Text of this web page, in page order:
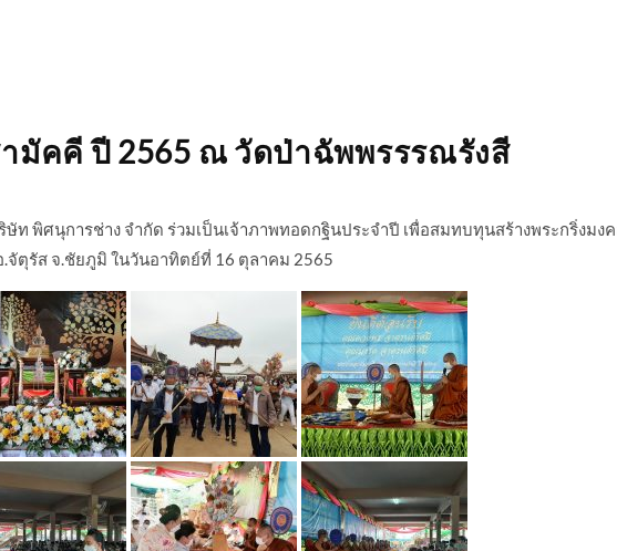
มัคคี ปี 2565 ณ วัดป่าฉัพพรรรณรังสี
ท พิศนุการช่าง จำกัด ร่วมเป็นเจ้าภาพทอดกฐินประจำปี เพื่อสมทบทุนสร้างพระกริ่งมง
ตุรัส จ.ชัยภูมิ ในวันอาทิตย์ที่ 16 ตุลาคม 2565